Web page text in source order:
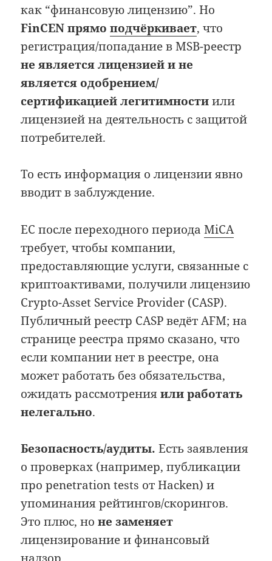
как “финансовую лицензию”. Но
FinCEN прямоподчёркивает, что
регистрация/попадание в MSB-реестр
не является лицензией и не
является одобрением/
сертификацией легитимностиили
лицензией на деятельность с защитой
потребителей.
То есть информация о лицензии явно
вводит в заблуждение.
ЕС после переходного периодаMiCA
требует, чтобы компании,
предоставляющие услуги, связанные с
криптоактивами, получили лицензию
Crypto-Asset Service Provider (CASP).
Публичный реестр CASP ведёт AFM; на
странице реестра прямо сказано, что
если компании нет в реестре, она
может работать без обязательства,
ожидать рассмотренияили работать
нелегально.
Безопасность/аудиты. Есть заявления
о проверках (например, публикации
про penetration tests от Hacken) и
упоминания рейтингов/скорингов.
Это плюс, ноне заменяет
лицензирование и финансовый